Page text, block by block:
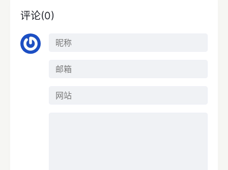
评论(0)